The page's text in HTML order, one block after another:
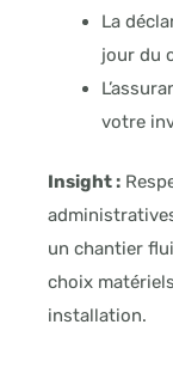
La
jour du
votre
Insight :
un chantier
choix
installation.